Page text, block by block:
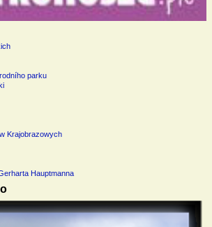
parku
Krajobrazowych
Hauptmanna